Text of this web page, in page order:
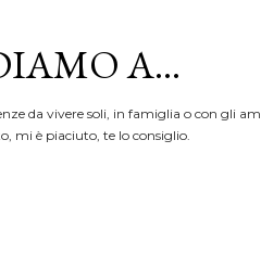
A...
da vivere soli, in famiglia o con gli
mi è piaciuto, te lo consiglio.